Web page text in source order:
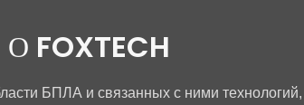
О FOXTECH
БПЛА и связанных с ними